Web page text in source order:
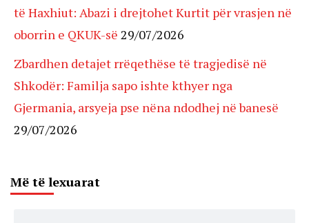
të Haxhiut: Abazi i drejtohet Kurtit për vrasjen në
oborrin e QKUK-së 29/07/2026
Zbardhen detajet rrëqethëse të tragjedisë në
Shkodër: Familja sapo ishte kthyer nga
Gjermania, arsyeja pse nëna ndodhej në banesë
29/07/2026
Më të lexuarat